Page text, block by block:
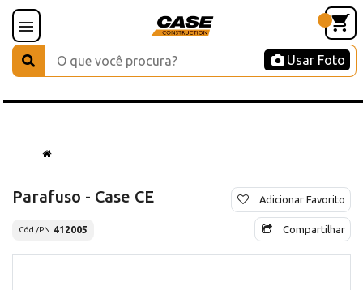
Usar Foto
Parafuso - Case CE
Cód./PN 412005
Adicionar Favorito
Compartilhar